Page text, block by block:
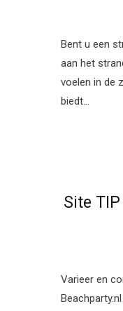
Bent u een
aan het
voelen in de
biedt…
Site
Varieer en
Beachparty.nl